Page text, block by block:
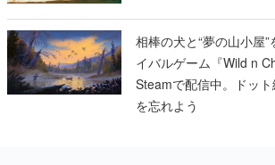
相棒の犬と“夢の山小屋
イバルゲーム『Wild n
Steamで配信中。ドッ
を忘れよう